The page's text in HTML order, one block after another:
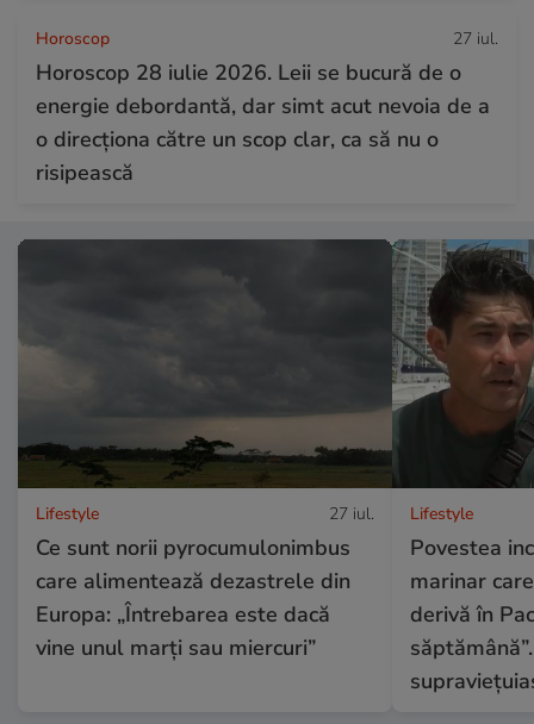
Horoscop 27 iul.
Horoscop 28 iulie 2026. Leii se bucură de o
energie debordantă, dar simt acut nevoia de a
o direcționa către un scop clar, ca să nu o
risipească
Lifestyle 27 iul.
Ce sunt norii pyrocumulonimbus
care alimentează dezastrele din
Europa: „Întrebarea este dacă
vine unul marți sau miercuri”
Lifestyle
Povestea
marinar
derivă în